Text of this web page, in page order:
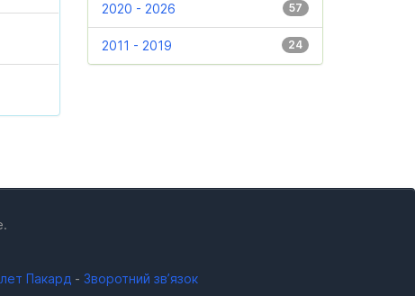
57
2020 - 2026
24
2011 - 2019
Пакард - Зворотний зв’язок